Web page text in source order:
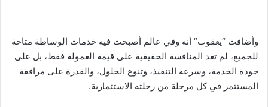
وأضافت “يعقوب” أنه وفي عالم أصبحت فيه خدمات الوساطة متاحة
للجميع، لم تعد المنافسة الحقيقية على قيمة العمولة فقط، بل على
جودة الخدمة، وسرعة التنفيذ، وتنوع الحلول، والقدرة على مرافقة
المستثمر في كل مرحلة من رحلته الاستثمارية.